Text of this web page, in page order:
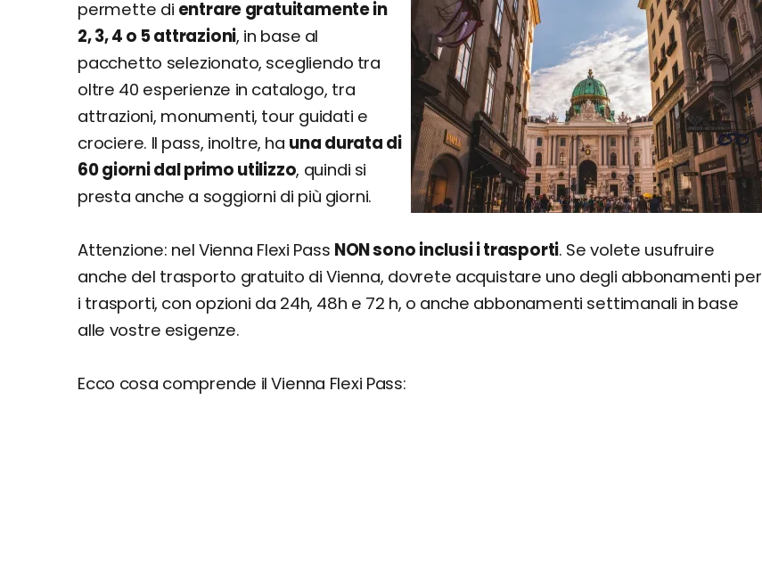
permette di entrare gratuitamente in
2, 3, 4 o 5 attrazioni, in base al
pacchetto selezionato, scegliendo tra
oltre 40 esperienze in catalogo, tra
attrazioni, monumenti, tour guidati e
crociere. Il pass, inoltre, ha una durata di
60 giorni dal primo utilizzo, quindi si
presta anche a soggiorni di più giorni.
Attenzione: nel Vienna Flexi Pass NON sono inclusi i trasporti. Se volete usufruire
anche del trasporto gratuito di Vienna, dovrete acquistare uno degli abbonamenti per
i trasporti, con opzioni da 24h, 48h e 72 h, o anche abbonamenti settimanali in base
alle vostre esigenze.
Ecco cosa comprende il Vienna Flexi Pass: